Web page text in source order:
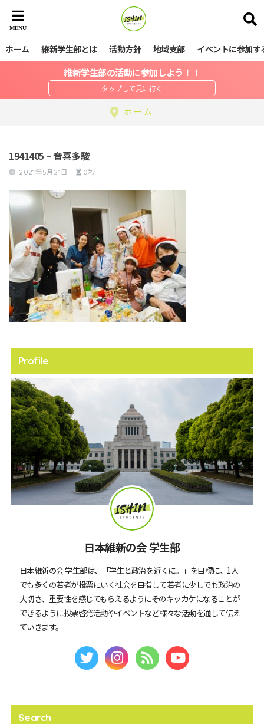
ホーム 維新学生部とは 活動方針 地域支部 イベントに参加す
維新学生部の活動に参加しよう！！
ホーム
1941405 – 音喜多駿
2021年5月21日 0秒
Profile
日本維新の会 学生部
日本維新の会 学生部は、「学生と政治を近くに。」を目標に、1人
でも多くの若者が投票にいく社会を目指して若者に少しでも政治の
大切さ、重要性を感じてもらえるようにそのキッカケになることが
できるように投票啓発活動やイベントなど様々な活動を通して伝え
ていきます。
Search